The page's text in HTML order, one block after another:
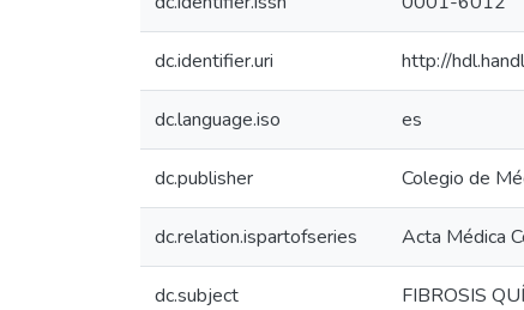
dc.identifier.uri http://
dc.language.iso es
dc.publisher Colegio de
dc.relation.ispartofseries Acta Médica
dc.subject FIBROSIS